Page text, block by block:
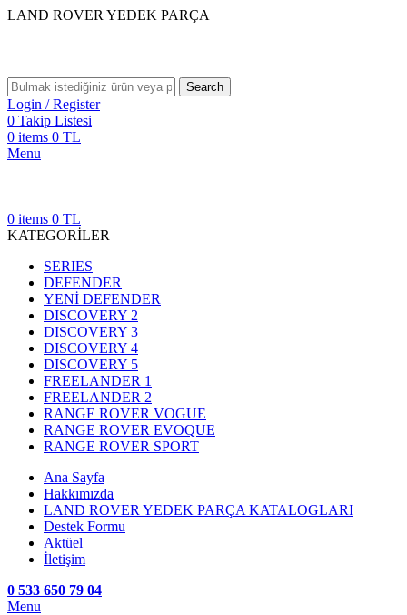
LAND ROVER YEDEK PARÇA
Search
Login / Register
0 Takip Listesi
0 items 0 TL
Menu
0 items 0 TL
KATEGORİLER
SERIES
DEFENDER
YENİ DEFENDER
DISCOVERY 2
DISCOVERY 3
DISCOVERY 4
DISCOVERY 5
FREELANDER 1
FREELANDER 2
RANGE ROVER VOGUE
RANGE ROVER EVOQUE
RANGE ROVER SPORT
Ana Sayfa
Hakkımızda
LAND ROVER YEDEK PARÇA KATALOGLARI
Destek Formu
Aktüel
İletişim
0 533 650 79 04
Menu